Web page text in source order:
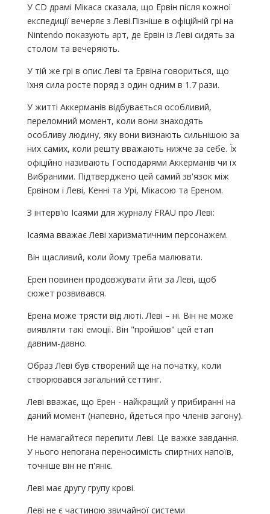
У CD драмі Мікаса сказала, що Ервін після кожної
експедиції вечеряє з Леві.Пізніше в офіційній грі на
Nintendo показують арт, де Ервін із Леві сидять за
столом та вечеряють.
У тій же грі в опис Леві та Ервіна говориться, що
їхня сила росте поряд з один одним в 1.7 рази.
У житті Аккерманів відбувається особливий,
переломний момент, коли вони знаходять
особливу людину, яку вони визнають сильнішою за
них самих, коли решту вважають нижче за себе. Їх
офіційно називають Господарями Аккерманів чи їх
Вибраними. Підтверджено цей самий зв'язок між
Ервіном і Леві, Кенні та Урі, Мікасою та Ереном.
З інтерв'ю Ісаями для журналу FRAU про Леві:
Ісаяма вважає Леві харизматичним персонажем.
Він щасливий, коли йому треба малювати.
Ерен повинен продовжувати йти за Леві, щоб
сюжет розвивався.
Ерена може трясти від люті. Леві – ні. Він не може
виявляти такі емоції. Він "пройшов" цей етап
давним-давно.
Образ Леві був створений ще на початку, коли
створювався загальний сеттинг.
Леві вважає, що Ерен - найкращий у прибиранні на
даний момент (напевно, йдеться про членів загону).
Не намагайтеся перепити Леві. Це важке завдання.
У нього непогана переносимість спиртних напоїв,
точніше він не п'яніє.
Леві має другу групу крові.
Леві не є частиною звичайної системи